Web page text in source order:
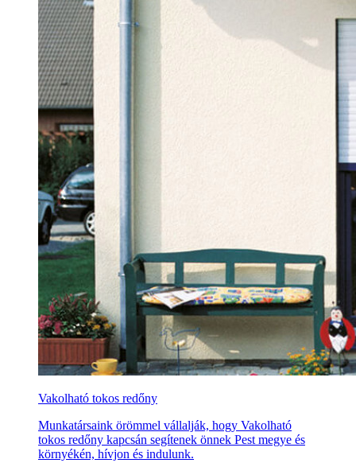
Vakolható tokos redőny
Munkatársaink örömmel vállalják, hogy Vakolható
tokos redőny kapcsán segítenek önnek Pest megye és
környékén, hívjon és indulunk.